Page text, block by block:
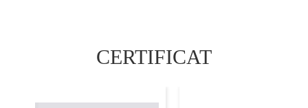
CERTIFICAT